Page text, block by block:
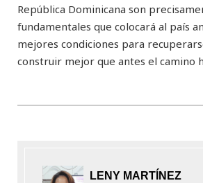
República Dominicana son
fundamentales que colocará al país
mejores condiciones para
construir mejor que antes el camino
LENY MARTÍNEZ